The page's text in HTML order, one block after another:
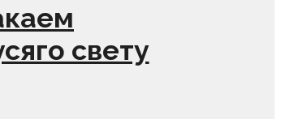
свету